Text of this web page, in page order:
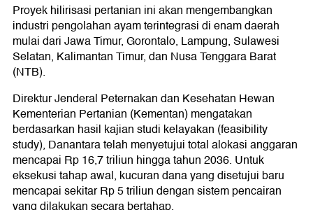
Proyek hilirisasi pertanian ini akan mengembangkan
industri pengolahan ayam terintegrasi di enam daerah
mulai dari Jawa Timur, Gorontalo, Lampung, Sulawesi
Selatan, Kalimantan Timur, dan Nusa Tenggara Barat
(NTB).
Direktur Jenderal Peternakan dan Kesehatan Hewan
Kementerian Pertanian (Kementan) mengatakan
berdasarkan hasil kajian studi kelayakan (feasibility
study), Danantara telah menyetujui total alokasi anggaran
mencapai Rp 16,7 triliun hingga tahun 2036. Untuk
eksekusi tahap awal, kucuran dana yang disetujui baru
mencapai sekitar Rp 5 triliun dengan sistem pencairan